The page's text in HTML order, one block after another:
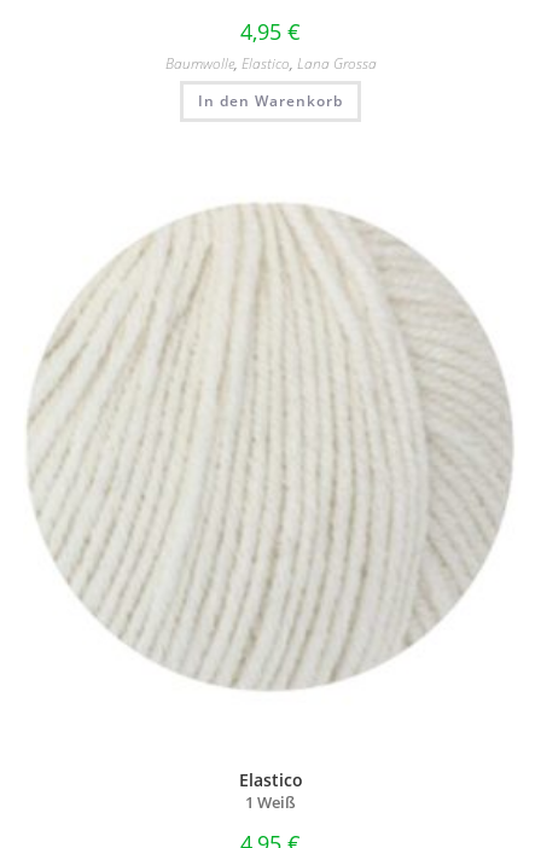
4,95 €
Baumwolle, Elastico, Lana Grossa
In den Warenkorb
Elastico
1 Weiß